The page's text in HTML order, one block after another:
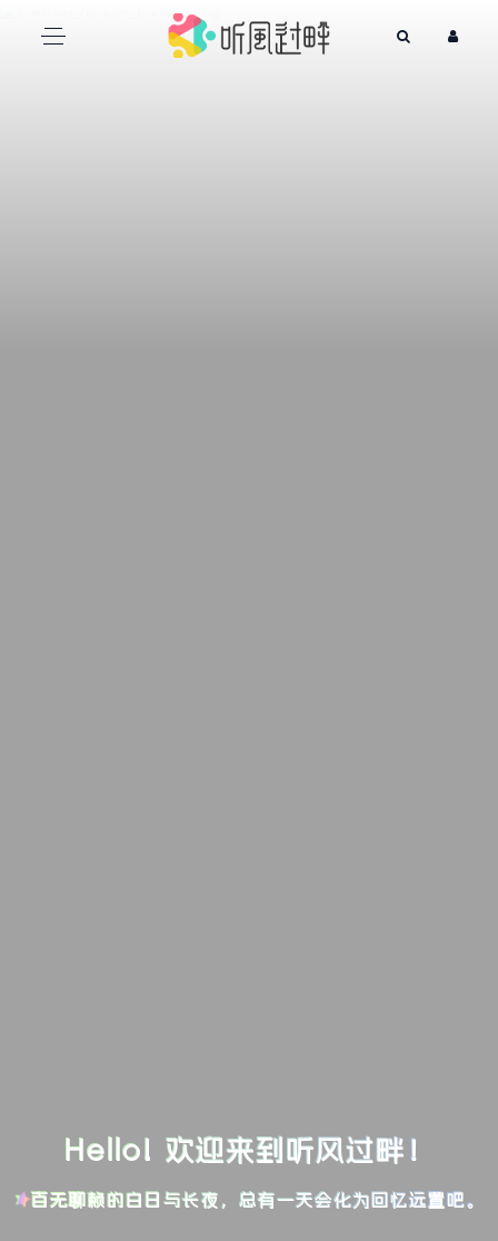
Hello! 欢迎来到听风过畔！
百无聊赖的白日与长夜，总有一天会化为回忆远置吧。